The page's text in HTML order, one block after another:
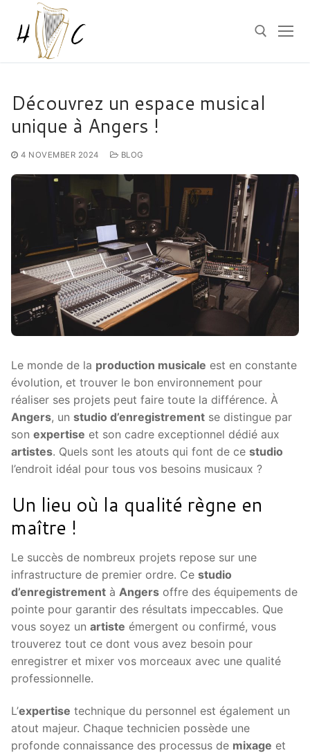
content
Découvrez un espace musical
unique à Angers !
4 NOVEMBER 2024 BLOG
Le monde de la production musicale est en constante
évolution, et trouver le bon environnement pour
réaliser ses projets peut faire toute la différence. À
Angers, un studio d’enregistrement se distingue par
son expertise et son cadre exceptionnel dédié aux
artistes. Quels sont les atouts qui font de ce studio
l’endroit idéal pour tous vos besoins musicaux ?
Un lieu où la qualité règne en
maître !
Le succès de nombreux projets repose sur une
infrastructure de premier ordre. Ce studio
d’enregistrement à Angers offre des équipements de
pointe pour garantir des résultats impeccables. Que
vous soyez un artiste émergent ou confirmé, vous
trouverez tout ce dont vous avez besoin pour
enregistrer et mixer vos morceaux avec une qualité
professionnelle.
L’expertise technique du personnel est également un
atout majeur. Chaque technicien possède une
profonde connaissance des processus de mixage et